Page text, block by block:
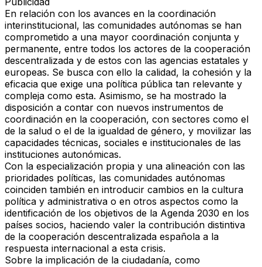
En relación con los avances en la coordinación
interinstitucional, las comunidades autónomas se han
comprometido a una mayor coordinación conjunta y
permanente, entre todos los actores de la cooperación
descentralizada y de estos con las agencias estatales y
europeas. Se busca con ello la calidad, la cohesión y la
eficacia que exige una política pública tan relevante y
compleja como esta. Asimismo, se ha mostrado la
disposición a contar con nuevos instrumentos de
coordinación en la cooperación, con sectores como el
de la salud o el de la igualdad de género, y movilizar las
capacidades técnicas, sociales e institucionales de las
instituciones autonómicas.
Con la especialización propia y una alineación con las
prioridades políticas, las comunidades autónomas
coinciden también en introducir cambios en la cultura
política y administrativa o en otros aspectos como la
identificación de los objetivos de la Agenda 2030 en los
países socios, haciendo valer la contribución distintiva
de la cooperación descentralizada española a la
respuesta internacional a esta crisis.
Sobre la implicación de la ciudadanía, como